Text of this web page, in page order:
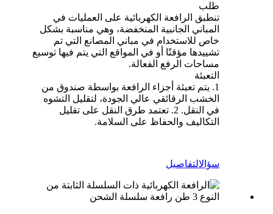
طلب
تنطبق الرافعة الكهربائية على العمليات في
المباني الجانبية المنخفضة، وهي مناسبة بشكل
خاص للاستخدام في مباني المصانع التي تم
تشييدها مؤقتًا أو في المواقع التي يتم فيها توسيع
مساحات الرفع الفعالة.
التعبئة
1. يتم تعبئة أجزاء الرافعة بواسطة صندوق من
الخشب الرقائقي عالي الجودة، لتقليل التشوه
في النقل. 2. تعتمد طرق النقل على تقليل
التكاليف والحفاظ على السلامة.
سؤالالتفاصيل